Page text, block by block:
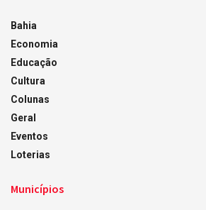
Bahia
Economia
Educação
Cultura
Colunas
Geral
Eventos
Loterias
Municípios